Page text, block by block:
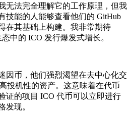
无法完全理解它的工作原理，但我
技能的人能够查看他们的 GitHub
在其基础上构建。我非常期待
中的 ICO 发行爆发式增长。
因币，他们强烈渴望在去中心化交
投机性的资产。这意味着在代币
证的项目 ICO 代币可以立即进行
发现。